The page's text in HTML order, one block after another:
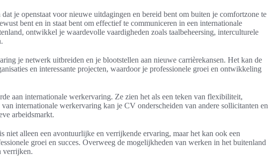
je openstaat voor nieuwe uitdagingen en bereid bent om buiten je comfortzone te
bent en in staat bent om effectief te communiceren in een internationale
ontwikkel je waardevolle vaardigheden zoals taalbeheersing, interculturele
je netwerk uitbreiden en je blootstellen aan nieuwe carrièrekansen. Het kan de
en interessante projecten, waardoor je professionele groei en ontwikkeling
aan internationale werkervaring. Ze zien het als een teken van flexibiliteit,
internationale werkervaring kan je CV onderscheiden van andere sollicitanten en
arbeidsmarkt.
niet alleen een avontuurlijke en verrijkende ervaring, maar het kan ook een
groei en succes. Overweeg de mogelijkheden van werken in het buitenland
verrijken.